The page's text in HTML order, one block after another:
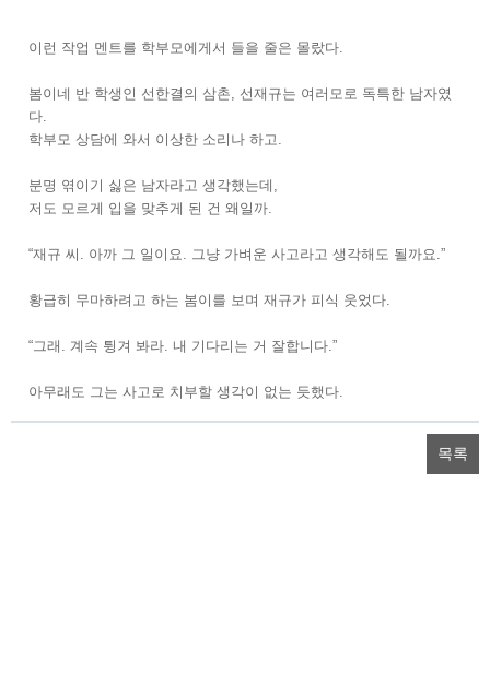
이런 작업 멘트를 학부모에게서 들을 줄은 몰랐다.
봄이네 반 학생인 선한결의 삼촌, 선재규는 여러모로 독특한 남자였
다.
학부모 상담에 와서 이상한 소리나 하고.
분명 엮이기 싫은 남자라고 생각했는데,
저도 모르게 입을 맞추게 된 건 왜일까.
“재규 씨. 아까 그 일이요. 그냥 가벼운 사고라고 생각해도 될까요.”
황급히 무마하려고 하는 봄이를 보며 재규가 피식 웃었다.
“그래. 계속 튕겨 봐라. 내 기다리는 거 잘합니다.”
아무래도 그는 사고로 치부할 생각이 없는 듯했다.
목록